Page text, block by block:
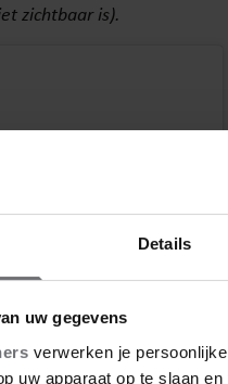
Details
uw gegevens
verwerken je
uw apparaat op te slaan
zichtbaar is).